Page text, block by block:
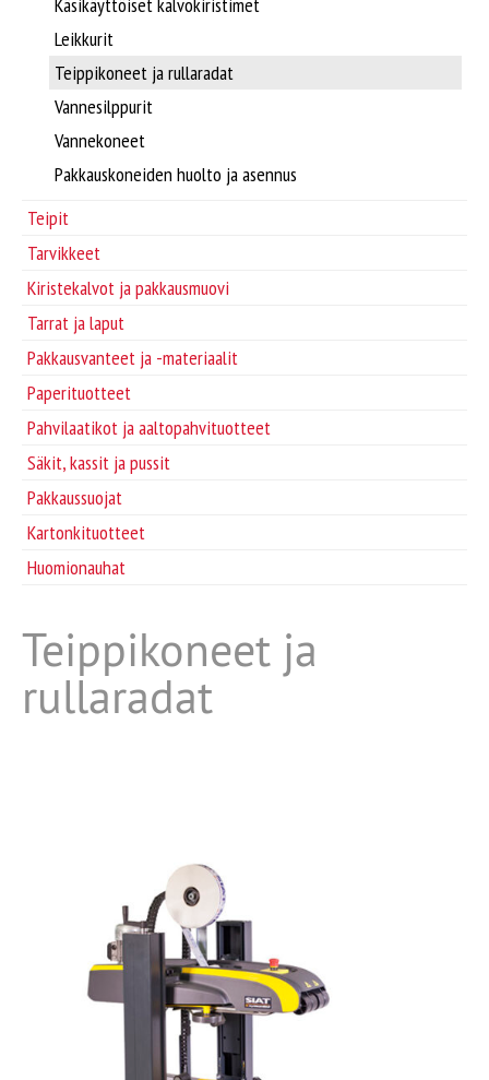
Pahvilaatikot ja aaltopahvituotteet
Säkit, kassit ja pussit
Pakkaussuojat
Kartonkituotteet
Tarrat ja laput
Tarvikkeet
Huomionauhat
Svenska
Leikkurit
Teippikoneet ja rullaradat
Vannesilppurit
Vannekoneet
Pakkauskoneiden huolto ja asennus
Teipit
Tarvikkeet
Kiristekalvot ja pakkausmuovi
Tarrat ja laput
Pakkausvanteet ja -materiaalit
Paperituotteet
Pahvilaatikot ja aaltopahvituotteet
Säkit, kassit ja pussit
Pakkaussuojat
Kartonkituotteet
Huomionauhat
Teippikoneet ja
rullaradat